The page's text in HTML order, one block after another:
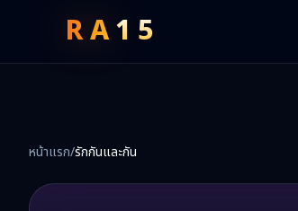
RA15
หน้าแรก/รักกันและกัน